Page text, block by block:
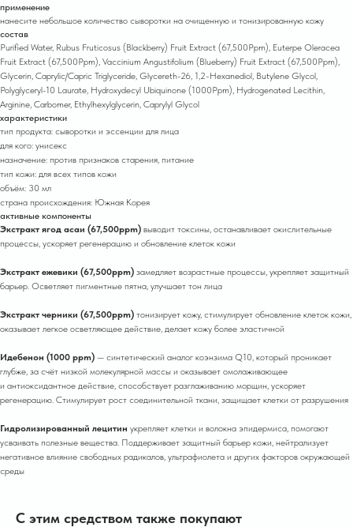
применение
нанесите небольшое количество сыворотки на очищенную и тонизированную кожу
состав
Purified Water, Rubus Fruticosus (Blackberry) Fruit Extract (67,500Ppm), Euterpe Oleracea
Fruit Extract (67,500Ppm), Vaccinium Angustifolium (Blueberry) Fruit Extract (67,500Ppm),
Glycerin, Caprylic/​Capric Triglyceride, Glycereth-26, 1,2-Hexanediol, Butylene Glycol,
Polyglyceryl-10 Laurate, Hydroxydecyl Ubiquinone (1000Ppm), Hydrogenated Lecithin,
Arginine, Carbomer, Ethylhexylglycerin, Caprylyl Glycol
характеристики
тип продукта: cыворотки и эссенции для лица
для кого: унисекс
назначение: против признаков старения, питание
тип кожи: для всех типов кожи
объём: 30 мл
страна происхождения: Южная Корея
активные компоненты
Экстракт ягод асаи (67,500ppm) выводит токсины, останавливает окислительные
процессы, ускоряет регенерацию и обновление клеток кожи
Экстракт ежевики (67,500ppm) замедляет возрастные процессы, укрепляет защитный
барьер. Осветляет пигментные пятна, улучшает тон лица
Экстракт черники (67,500ppm) тонизирует кожу, стимулирует обновление клеток кожи,
оказывает легкое осветляющее действие, делает кожу более эластичной
Идебенон (1000 ppm) — синтетический аналог коэнзима Q10, который проникает
глубже, за счёт низкой молекулярной массы и оказывает омолаживающее
и антиоксидантное действие, способствует разглаживанию морщин, ускоряет
регенерацию. Стимулирует рост соединительной ткани, защищает клетки от разрушения
Гидролизированный лецитин укрепляет клетки и волокна эпидермиса, помогают
усваивать полезные вещества. Поддерживает защитный барьер кожи, нейтрализует
негативное влияние свободных радикалов, ультрафиолета и других факторов окружающей
среды
С этим средством также покупают